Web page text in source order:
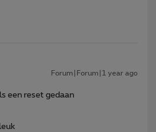
Forum|Forum|1 year ago
een reset gedaan